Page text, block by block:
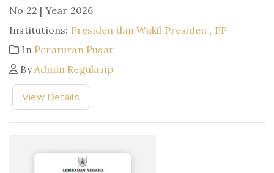
No 22 | Year 2026
Institutions: Presiden dan Wakil Presiden , PP
In Peraturan Pusat
ByAdmin Regulasip
View Details